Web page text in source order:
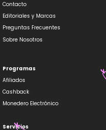
Contacto
Editoriales y Marcas
Preguntas Frecuentes
Sobre Nosotros
Programas
Afiliados
Cashback
Monedero Electrónico
Servicios